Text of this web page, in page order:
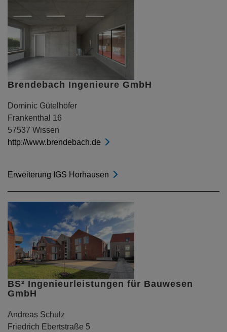
Brendebach Ingenieure GmbH
Dominic Gütelhöfer
Frankenthal 16
57537 Wissen
http://www.brendebach.de
Erweiterung IGS Horhausen
BS² Ingenieurleistungen für Bauwesen
GmbH
Andreas Schulz
Friedrich Ebertstraße 5